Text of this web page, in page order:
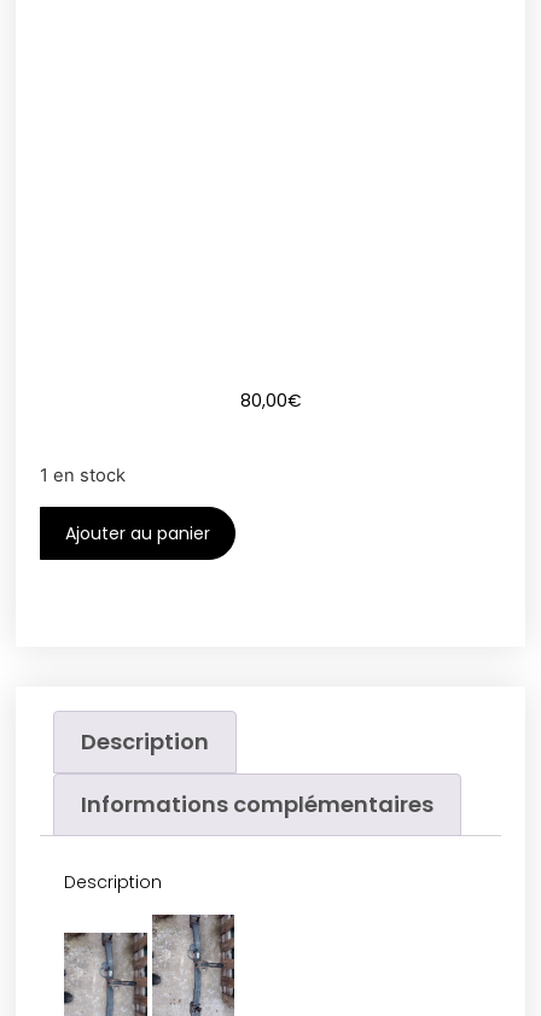
80,00€
1 en stock
Ajouter au panier
Description
Informations complémentaires
Description